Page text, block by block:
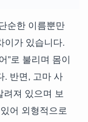
순한 이름뿐만
이가 있습니다.
”로 불리며 몸이
. 반면, 고마 사
려져 있으며 보
어 외형적으로